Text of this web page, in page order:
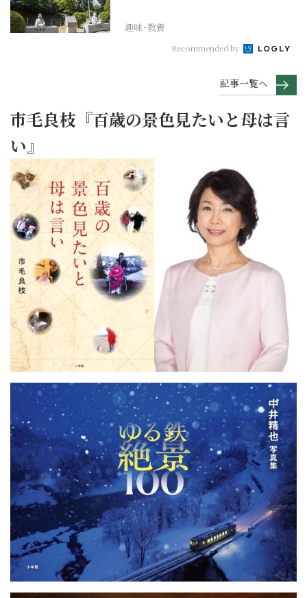
趣味･教養
Recommended by
記事一覧へ
市毛良枝『百歳の景色見たいと母は言
い』